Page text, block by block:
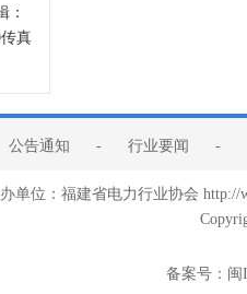
：
真
公告通知 - 行业要闻 -
单位：福建省电力行业协会
备案号： 闽